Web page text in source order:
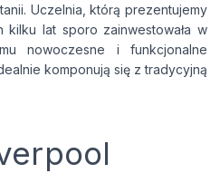
Uczelnia, którą prezentujemy
kilku lat sporo zainwestowała w
nowoczesne i funkcjonalne
komponują się z tradycyjną